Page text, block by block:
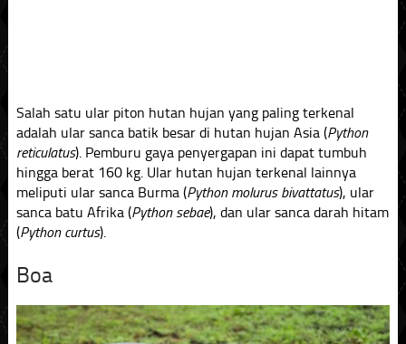
Salah satu ular piton hutan hujan yang paling terkenal
adalah ular sanca batik besar di hutan hujan Asia (Python
reticulatus). Pemburu gaya penyergapan ini dapat tumbuh
hingga berat 160 kg. Ular hutan hujan terkenal lainnya
meliputi ular sanca Burma (Python molurus bivattatus), ular
sanca batu Afrika (Python sebae), dan ular sanca darah hitam
(Python curtus).
Boa